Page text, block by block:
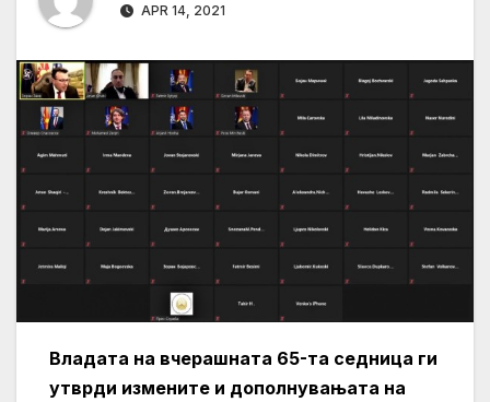
APR 14, 2021
Владата на вчерашната 65-та седница ги
утврди измените и дополнувањата на